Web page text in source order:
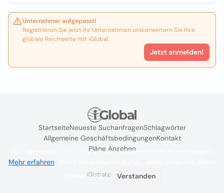
Unternehmer aufgepasst!
Registrieren Sie jetzt Ihr Unternehmen und erweitern Sie Ihre
globale Reichweite mit iGlobal.
Jetzt anmelden!
StartseiteNeueste SuchanfragenSchlagwörter
Allgemeine GeschäftsbedingungenKontakt
Pläne Ansehen
iGlobal.co @ 2024
Wir verwenden Cookies, um das Nutzererlebnis zu verbessern
Mehr erfahren
Verwendung.
Verstanden